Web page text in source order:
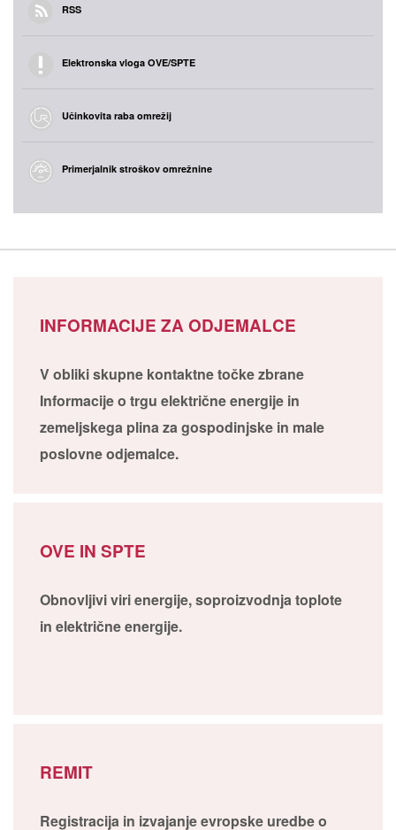
RSS
Elektronska vloga OVE/SPTE
Učinkovita raba omrežij
Primerjalnik stroškov omrežnine
INFORMACIJE ZA ODJEMALCE
V obliki skupne kontaktne točke zbrane
Informacije o trgu električne energije in
zemeljskega plina za gospodinjske in male
poslovne odjemalce.
OVE IN SPTE
Obnovljivi viri energije, soproizvodnja toplote
in električne energije.
REMIT
Registracija in izvajanje evropske uredbe o